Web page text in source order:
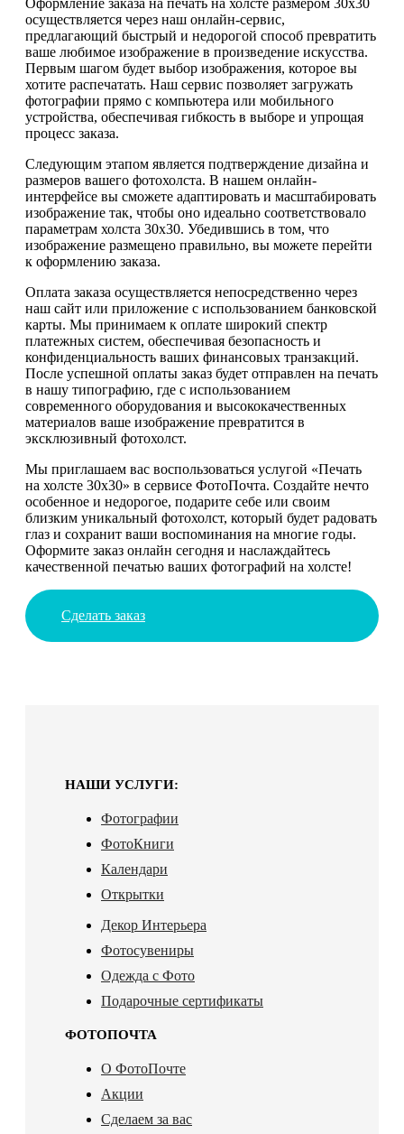
осуществляется через наш онлайн-сервис,
предлагающий быстрый и недорогой способ превратить
ваше любимое изображение в произведение искусства.
Первым шагом будет выбор изображения, которое вы
хотите распечатать. Наш сервис позволяет загружать
фотографии прямо с компьютера или мобильного
устройства, обеспечивая гибкость в выборе и упрощая
процесс заказа.
Следующим этапом является подтверждение дизайна и
размеров вашего фотохолста. В нашем онлайн-
интерфейсе вы сможете адаптировать и масштабировать
изображение так, чтобы оно идеально соответствовало
параметрам холста 30х30. Убедившись в том, что
изображение размещено правильно, вы можете перейти
к оформлению заказа.
Оплата заказа осуществляется непосредственно через
наш сайт или приложение с использованием банковской
карты. Мы принимаем к оплате широкий спектр
платежных систем, обеспечивая безопасность и
конфиденциальность ваших финансовых транзакций.
После успешной оплаты заказ будет отправлен на печать
в нашу типографию, где с использованием
современного оборудования и высококачественных
материалов ваше изображение превратится в
эксклюзивный фотохолст.
Мы приглашаем вас воспользоваться услугой «Печать
на холсте 30х30» в сервисе ФотоПочта. Создайте нечто
особенное и недорогое, подарите себе или своим
близким уникальный фотохолст, который будет радовать
глаз и сохранит ваши воспоминания на многие годы.
Оформите заказ онлайн сегодня и наслаждайтесь
качественной печатью ваших фотографий на холсте!
Сделать заказ
НАШИ УСЛУГИ:
Фотографии
ФотоКниги
Календари
Открытки
Декор Интерьера
Фотосувениры
Одежда с Фото
Подарочные сертификаты
ФОТОПОЧТА
О ФотоПочте
Акции
Сделаем за вас